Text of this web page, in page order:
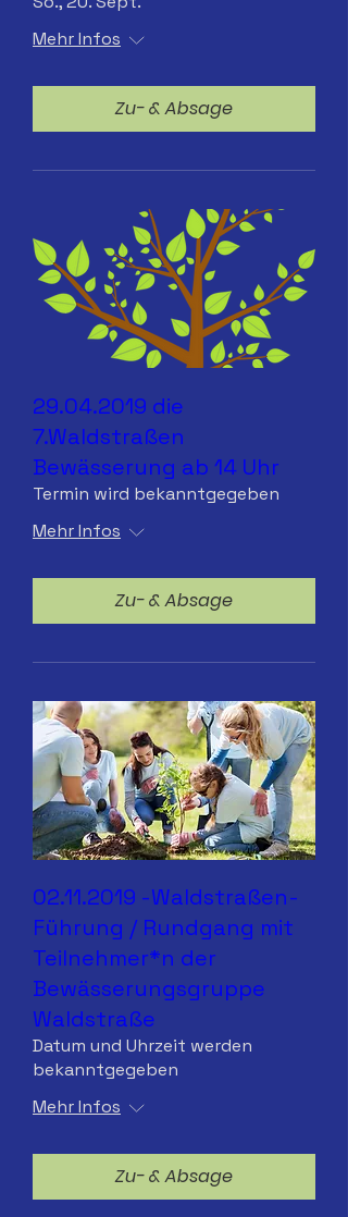
Mehr Infos
Zu- & Absage
29.04.2019 die
7.Waldstraßen
Bewässerung ab 14 Uhr
Termin wird bekanntgegeben
Mehr Infos
Zu- & Absage
02.11.2019 -Waldstraßen-
Führung / Rundgang mit
Teilnehmer*n der
Bewässerungsgruppe
Waldstraße
Datum und Uhrzeit werden
bekanntgegeben
Mehr Infos
Zu- & Absage